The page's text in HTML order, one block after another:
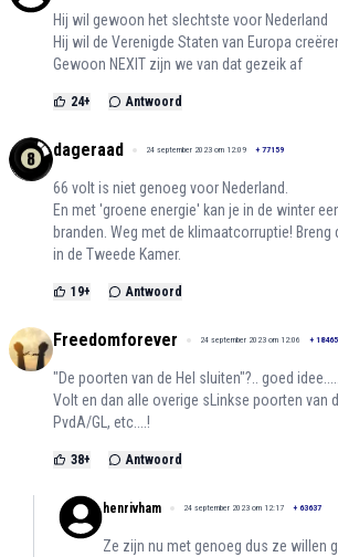
Hij wil gewoon het slechtste voor Nederland
Hij wil de Verenigde Staten van Europa
Gewoon NEXIT zijn we van dat gezeik af
24+ Antwoord
dageraad 24 september 2023 om 12:09 + 77159
66 volt is niet genoeg voor Nederland.
En met 'groene energie' kan je in de winter
branden. Weg met de klimaatcorruptie!
in de Tweede Kamer.
19+ Antwoord
Freedomforever 24 september 2023 om 12:06 +
"De poorten van de Hel sluiten"?.. goed
Volt en dan alle overige sLinkse poorten van
PvdA/GL, etc....!
38+ Antwoord
henrivham 24 september 2023 om 12:17 + 63637
Ze zijn nu met genoeg dus ze willen